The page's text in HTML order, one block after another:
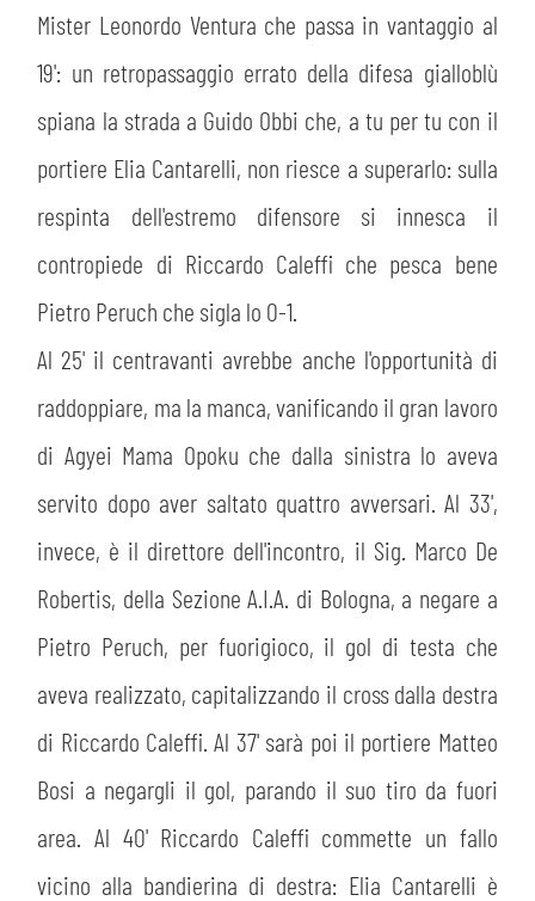
LAVORA CON NOI
INFORMATIVA FINANZIARIA
LEGENDS
PARTNER
Mister Leonordo Ventura che passa in vantaggio al
19': un retropassaggio errato della difesa gialloblù
spiana la strada a Guido Obbi che, a tu per tu con il
portiere Elia Cantarelli, non riesce a superarlo: sulla
respinta dell'estremo difensore si innesca il
contropiede di Riccardo Caleffi che pesca bene
Pietro Peruch che sigla lo 0-1.
Al 25' il centravanti avrebbe anche l'opportunità di
raddoppiare, ma la manca, vanificando il gran lavoro
di Agyei Mama Opoku che dalla sinistra lo aveva
servito dopo aver saltato quattro avversari. Al 33',
invece, è il direttore dell'incontro, il Sig. Marco De
Robertis, della Sezione A.I.A. di Bologna, a negare a
Pietro Peruch, per fuorigioco, il gol di testa che
aveva realizzato, capitalizzando il cross dalla destra
di Riccardo Caleffi. Al 37' sarà poi il portiere Matteo
Bosi a negargli il gol, parando il suo tiro da fuori
area. Al 40' Riccardo Caleffi commette un fallo
vicino alla bandierina di destra: Elia Cantarelli è